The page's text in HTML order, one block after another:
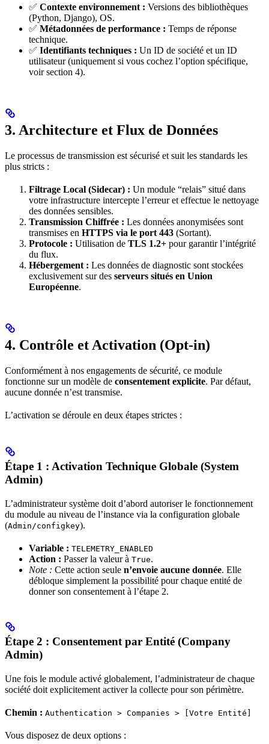
✅ Contexte environnement : Versions des bibliothèques
(Python, Django), OS.
✅ Métadonnées de performance : Temps de réponse
technique.
✅ Identifiants techniques : Un ID de société et un ID
utilisateur (uniquement si vous cochez l’option spécifique,
voir section 4).
3. Architecture et Flux de Données
Le processus de transmission est sécurisé et suit les standards les
plus stricts :
Filtrage Local (Sidecar) : Un module “relais” situé dans
votre infrastructure intercepte l’erreur et effectue le nettoyage
des données sensibles.
Transmission Chiffrée : Les données anonymisées sont
transmises en HTTPS via le port 443 (Sortant).
Protocole : Utilisation de TLS 1.2+ pour garantir l’intégrité
du flux.
Hébergement : Les données de diagnostic sont stockées
exclusivement sur des serveurs situés en Union
Européenne.
4. Contrôle et Activation (Opt-in)
Conformément à nos engagements de sécurité, ce module
fonctionne sur un modèle de consentement explicite. Par défaut,
aucune donnée n’est transmise.
L’activation se déroule en deux étapes strictes :
Étape 1 : Activation Technique Globale (System
Admin)
L’administrateur système doit d’abord autoriser le fonctionnement
du module au niveau de l’instance via la configuration globale
(Admin/configkey).
Variable : TELEMETRY_ENABLED
Action : Passer la valeur à True.
Note : Cette action seule n’envoie aucune donnée. Elle
débloque simplement la possibilité pour chaque entité de
donner son consentement à l’étape 2.
Étape 2 : Consentement par Entité (Company
Admin)
Une fois le module activé globalement, l’administrateur de chaque
société doit explicitement activer la collecte pour son périmètre.
Chemin : Authentication > Companies > [Votre Entité]
Vous disposez de deux options :